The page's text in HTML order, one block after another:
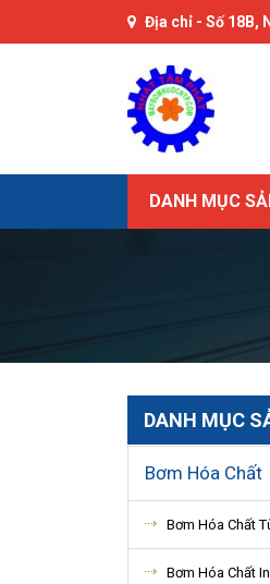
Địa chỉ - Số 18B,
DANH MỤC
DANH MỤC
Bơm Hóa Chất
Bơm Hóa Chất
Bơm Hóa Chất